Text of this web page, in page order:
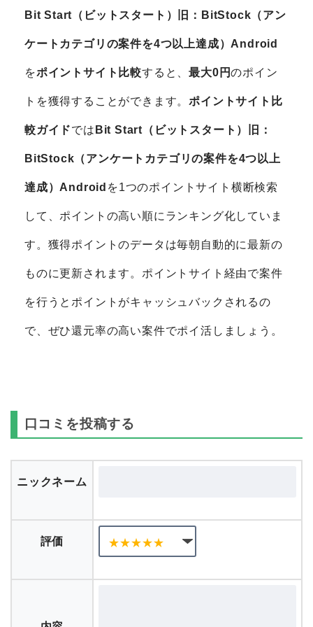
Bit Start（ビットスタート）旧：BitStock（アン
ケートカテゴリの案件を4つ以上達成）Android
をポイントサイト比較すると、最大0円のポイン
トを獲得することができます。ポイントサイト比
較ガイドでは Bit Start（ビットスタート）旧：
BitStock（アンケートカテゴリの案件を4つ以上
達成）Android を1つのポイントサイト横断検索
して、ポイントの高い順にランキング化していま
す。獲得ポイントのデータは毎朝自動的に最新の
ものに更新されます。ポイントサイト経由で案件
を行うとポイントがキャッシュバックされるの
で、ぜひ還元率の高い案件でポイ活しましょう。
口コミを投稿する
ニックネーム
評価